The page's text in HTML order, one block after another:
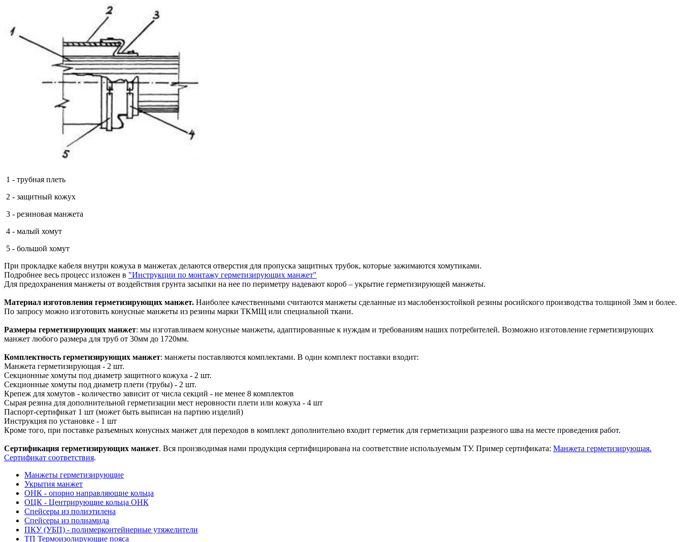
1 - трубная плеть
2 - защитный кожух
3 - резиновая манжета
4 - малый хомут
5 - большой хомут
При прокладке кабеля внутри кожуха в манжетах делаются отверстия для пропуска защитных трубок, которые зажимаются хомутиками.
Подробнее весь процесс изложен в "Инструкции по монтажу герметизирующих манжет"
Для предохранения манжеты от воздействия грунта засыпки на нее по периметру надевают короб – укрытие герметизирующей манжеты.
Материал изготовления герметизирующих манжет. Наиболее качественными считаются манжеты сделанные из маслобензостойкой резины росийского производства толщиной 3мм и более.
По запросу можно изготовить конусные манжеты из резины марки ТКМЩ или специальной ткани.
Размеры герметизирующих манжет: мы изготавливаем конусные манжеты, адаптированные к нуждам и требованиям наших потребителей. Возможно изготовление герметизирующих
манжет любого размера для труб от 30мм до 1720мм.
Комплектность герметизирующих манжет: манжеты поставляются комплектами. В один комплект поставки входит:
Манжета герметизирующая - 2 шт.
Секционные хомуты под диаметр защитного кожуха - 2 шт.
Секционные хомуты под диаметр плети (трубы) - 2 шт.
Крепеж для хомутов - количество зависит от числа секций - не менее 8 комплектов
Сырая резина для дополнительной герметизации мест неровности плети или кожуха - 4 шт
Паспорт-сертификат 1 шт (может быть выписан на партию изделий)
Инструкция по установке - 1 шт
Кроме того, при поставке разъемных конусных манжет для переходов в комплект дополнительно входит герметик для герметизации разрезного шва на месте проведения работ.
Сертификация герметизирующих манжет. Вся производимая нами продукция сертифицирована на соответствие используемым ТУ. Пример сертификата: Манжета герметизирующая.
Сертификат соответствия.
Манжеты герметизирующие
Укрытия манжет
ОНК - опорно направляющие кольца
ОЦК - Центрирующие кольца ОНК
Спейсеры из полиэтилена
Спейсеры из полиамида
ПКУ (УБП) - полимерконтейнерные утяжелители
ТП Термоизолирующие пояса